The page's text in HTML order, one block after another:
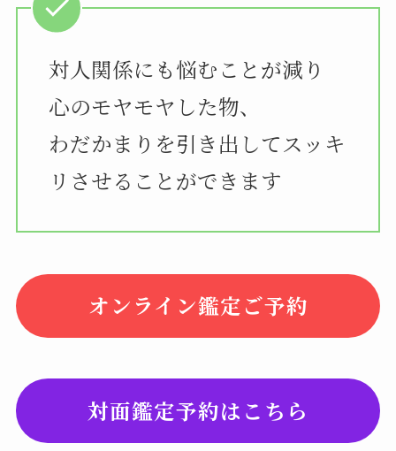
対人関係にも悩むことが減り
心のモヤモヤした物、
わだかまりを引き出してスッキ
リさせることができます
オンライン鑑定ご予約
対面鑑定予約はこちら